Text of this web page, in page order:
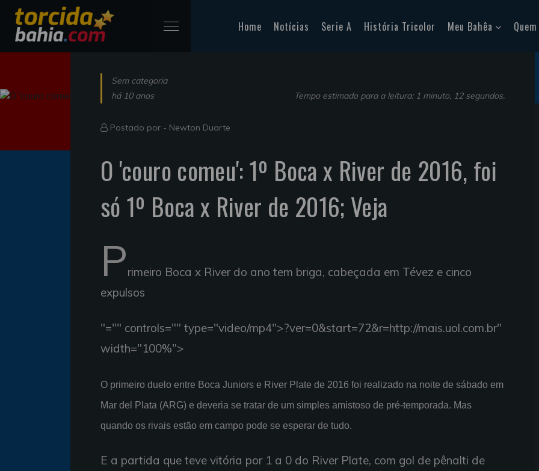
Home Notícias Serie A História Tricolor Meu Bahêa
Sem categoria
há 10 anos
Tempo estimado para a leitura: 1 minuto, 12 segundos.
Postado por - Newton Duarte
O 'couro comeu': 1º Boca x River de 2016, foi
só 1º Boca x River de 2016; Veja
Primeiro Boca x River do ano tem briga, cabeçada em Tévez e cinco
expulsos
"="" controls="" type="video/mp4">?ver=0&start=72&r=http://mais.uol.com.br"
width="100%">
O primeiro duelo entre Boca Juniors e River Plate de 2016 foi realizado na noite de sábado em
Mar del Plata (ARG) e deveria se tratar de um simples amistoso de pré-temporada. Mas
quando os rivais estão em campo pode se esperar de tudo.
E a partida que teve vitória por 1 a 0 do River Plate, com gol de pênalti de